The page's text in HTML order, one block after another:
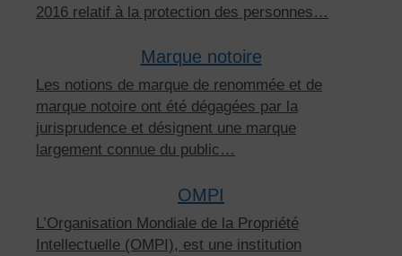
2016 relatif à la protection des personnes…
Marque notoire
Les notions de marque de renommée et de
marque notoire ont été dégagées par la
jurisprudence et désignent une marque
largement connue du public…
OMPI
L’Organisation Mondiale de la Propriété
Intellectuelle (OMPI), est une institution